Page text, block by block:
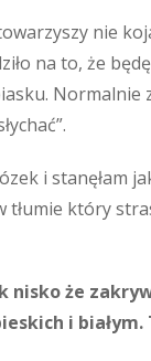
nie
na to, że
i stanęłam
tłumie który
nisko że
i białym.